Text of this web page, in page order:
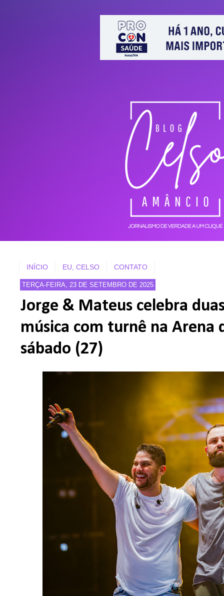
INÍCIO EU, CELSO CONTATO
TERÇA-FEIRA, 23 DE SETEMBRO DE 2025
Jorge & Mateus celebra
música com turnê na Arena
sábado (27)